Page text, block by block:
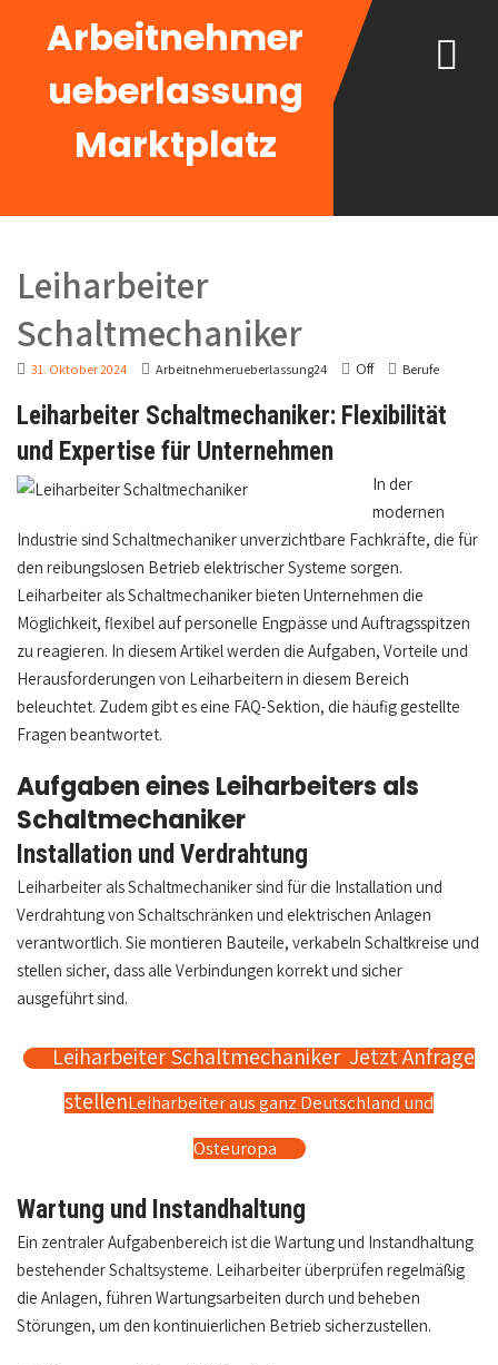
Arbeitnehmer
ueberlassung
Marktplatz
Leiharbeiter
Schaltmechaniker
31. Oktober 2024 Arbeitnehmerueberlassung24 Off Berufe
Leiharbeiter Schaltmechaniker: Flexibilität
und Expertise für Unternehmen
In der
modernen
Industrie sind Schaltmechaniker unverzichtbare Fachkräfte, die für
den reibungslosen Betrieb elektrischer Systeme sorgen.
Leiharbeiter als Schaltmechaniker bieten Unternehmen die
Möglichkeit, flexibel auf personelle Engpässe und Auftragsspitzen
zu reagieren. In diesem Artikel werden die Aufgaben, Vorteile und
Herausforderungen von Leiharbeitern in diesem Bereich
beleuchtet. Zudem gibt es eine FAQ-Sektion, die häufig gestellte
Fragen beantwortet.
Aufgaben eines Leiharbeiters als
Schaltmechaniker
Installation und Verdrahtung
Leiharbeiter als Schaltmechaniker sind für die Installation und
Verdrahtung von Schaltschränken und elektrischen Anlagen
verantwortlich. Sie montieren Bauteile, verkabeln Schaltkreise und
stellen sicher, dass alle Verbindungen korrekt und sicher
ausgeführt sind.
Leiharbeiter Schaltmechaniker Jetzt Anfrage
stellenLeiharbeiter aus ganz Deutschland und
Osteuropa
Wartung und Instandhaltung
Ein zentraler Aufgabenbereich ist die Wartung und Instandhaltung
bestehender Schaltsysteme. Leiharbeiter überprüfen regelmäßig
die Anlagen, führen Wartungsarbeiten durch und beheben
Störungen, um den kontinuierlichen Betrieb sicherzustellen.